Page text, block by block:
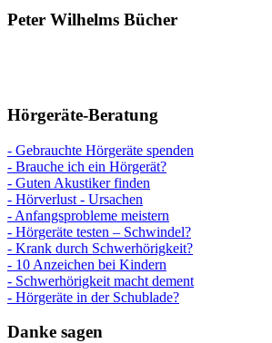
Peter Wilhelms Bücher
Hörgeräte-Beratung
- Gebrauchte Hörgeräte spenden
- Brauche ich ein Hörgerät?
- Guten Akustiker finden
- Hörverlust - Ursachen
- Anfangsprobleme meistern
- Hörgeräte testen – Schwindel?
- Krank durch Schwerhörigkeit?
- 10 Anzeichen bei Kindern
- Schwerhörigkeit macht dement
- Hörgeräte in der Schublade?
Danke sagen